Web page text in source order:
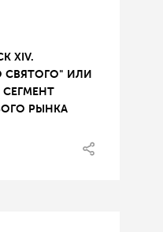
XIV.
СВЯТОГО" ИЛИ
РЫНКА